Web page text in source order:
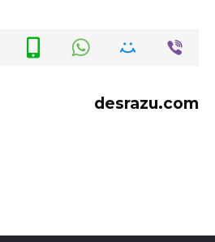
desrazu.com